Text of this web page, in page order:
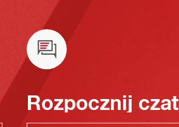
Rozpocznij czat